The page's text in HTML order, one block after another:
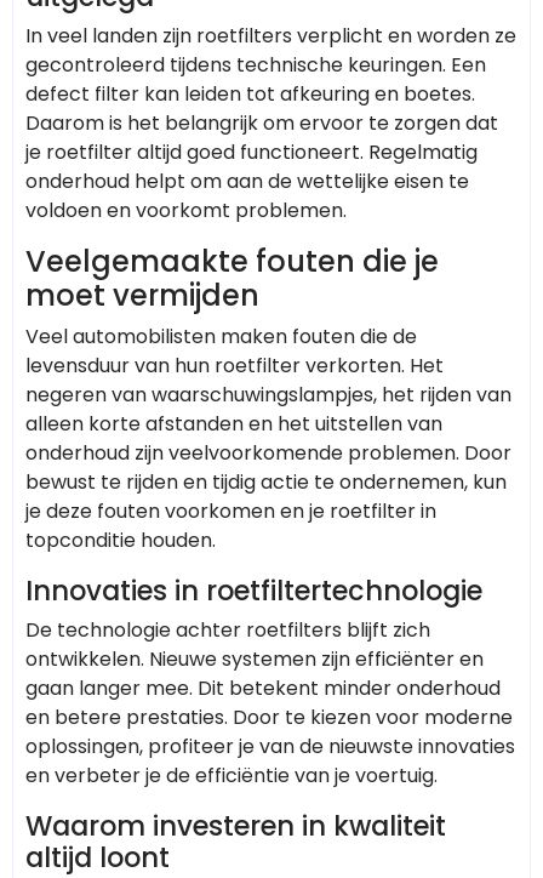
In veel landen zijn roetfilters verplicht en worden ze
gecontroleerd tijdens technische keuringen. Een
defect filter kan leiden tot afkeuring en boetes.
Daarom is het belangrijk om ervoor te zorgen dat
je roetfilter altijd goed functioneert. Regelmatig
onderhoud helpt om aan de wettelijke eisen te
voldoen en voorkomt problemen.
Veelgemaakte fouten die je
moet vermijden
Veel automobilisten maken fouten die de
levensduur van hun roetfilter verkorten. Het
negeren van waarschuwingslampjes, het rijden van
alleen korte afstanden en het uitstellen van
onderhoud zijn veelvoorkomende problemen. Door
bewust te rijden en tijdig actie te ondernemen, kun
je deze fouten voorkomen en je roetfilter in
topconditie houden.
Innovaties in roetfiltertechnologie
De technologie achter roetfilters blijft zich
ontwikkelen. Nieuwe systemen zijn efficiënter en
gaan langer mee. Dit betekent minder onderhoud
en betere prestaties. Door te kiezen voor moderne
oplossingen, profiteer je van de nieuwste innovaties
en verbeter je de efficiëntie van je voertuig.
Waarom investeren in kwaliteit
altijd loont